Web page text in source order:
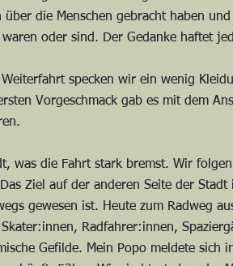
die Menschen gebracht haben
oder sind. Der Gedanke haftet
specken wir ein wenig
Vorgeschmack gab es mit dem
was die Fahrt stark bremst. Wir
Ziel auf der anderen Seite der Stadt
gewesen ist. Heute zum Radweg
Radfahrer:innen,
Gefilde. Mein Popo meldete sich